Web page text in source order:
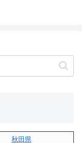
秋田県